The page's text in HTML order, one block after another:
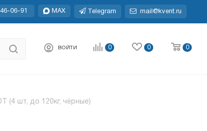
06-91 MAX Telegram mail@kvent.ru
ВОЙТИ 0 0 0
(4 шт, до 120кг, чёрные)